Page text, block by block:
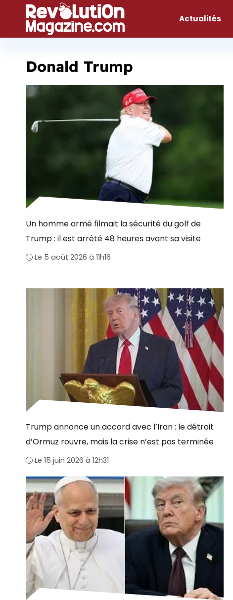
contenu
Actualités
Donald Trump
Un homme armé filmait la sécurité du golf de
Trump : il est arrêté 48 heures avant sa visite
Le 5 août 2026 à 11h16
Trump annonce un accord avec l’Iran : le détroit
d’Ormuz rouvre, mais la crise n’est pas terminée
Le 15 juin 2026 à 12h31